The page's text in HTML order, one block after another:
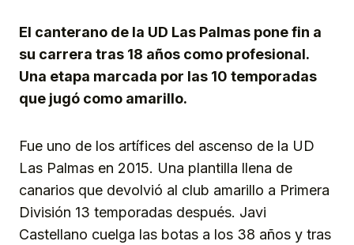
El canterano de la UD Las Palmas pone fin a
su carrera tras 18 años como profesional.
Una etapa marcada por las 10 temporadas
que jugó como amarillo.
Fue uno de los artífices del ascenso de la UD
Las Palmas en 2015. Una plantilla llena de
canarios que devolvió al club amarillo a Primera
División 13 temporadas después. Javi
Castellano cuelga las botas a los 38 años y tras